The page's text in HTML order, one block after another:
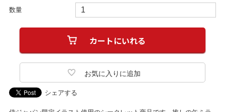
数量
シェアする